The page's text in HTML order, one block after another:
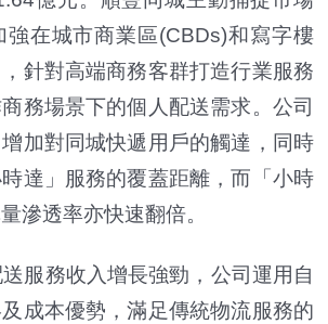
強在城市商業區(CBDs)和寫字樓
針對高端商務客群打造行業服務
務場景下的個人配送需求。公司
加對同城快遞用戶的觸達，同時
達」服務的覆蓋距離，而「小時
滲透率亦快速翻倍。
服務收入增長強勁，公司運用自
成本優勢，滿足傳統物流服務的